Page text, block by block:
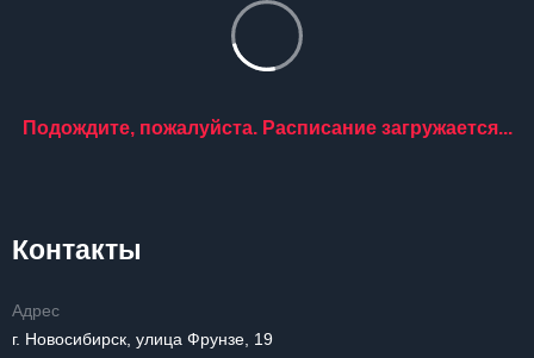
Подождите, пожалуйста. Расписание загружается...
Контакты
Адрес
г. Новосибирск, улица Фрунзе, 19